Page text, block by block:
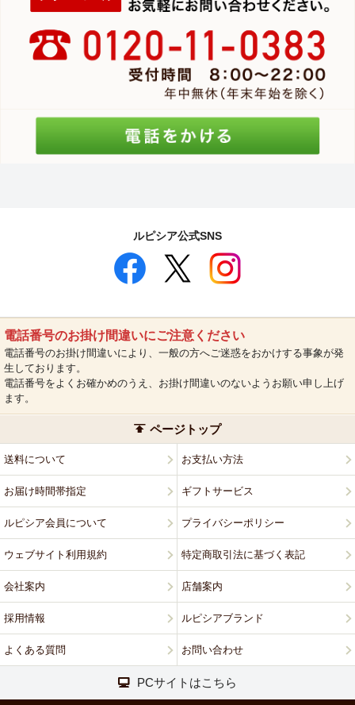
ルピシア公式SNS
電話番号のお掛け間違いにご注意ください
電話番号のお掛け間違いにより、一般の方へご迷惑をおかけする事象が発
生しております。
電話番号をよくお確かめのうえ、お掛け間違いのないようお願い申し上げ
ます。
ページトップ
送料について お支払い方法
お届け時間帯指定 ギフトサービス
ルピシア会員について プライバシーポリシー
ウェブサイト利用規約 特定商取引法に基づく表記
会社案内 店舗案内
採用情報 ルピシアブランド
よくある質問 お問い合わせ
PCサイトはこちら